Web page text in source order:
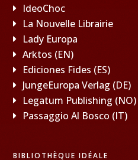
IdeoChoc
La Nouvelle Librairie
Lady Europa
Arktos (EN)
Ediciones Fides (ES)
JungeEuropa Verlag (DE)
Legatum Publishing (NO)
Passaggio Al Bosco (IT)
BIBLIOTHÈQUE IDÉALE